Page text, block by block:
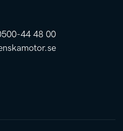
44 48 00